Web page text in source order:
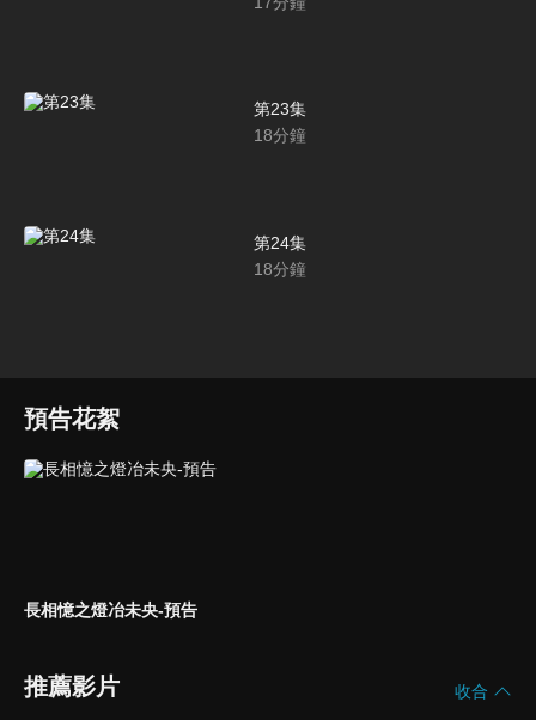
第23集
18分鐘
第24集
18分鐘
預告花絮
長相憶之燈冶未央-預告
推薦影片 收合